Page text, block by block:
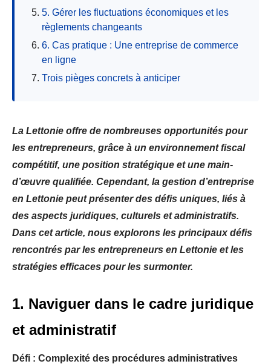
5. Gérer les fluctuations économiques et les
règlements changeants
6. Cas pratique : Une entreprise de commerce
en ligne
Trois pièges concrets à anticiper
La Lettonie offre de nombreuses opportunités pour
les entrepreneurs, grâce à un environnement fiscal
compétitif, une position stratégique et une main-
d’œuvre qualifiée. Cependant, la gestion d’entreprise
en Lettonie peut présenter des défis uniques, liés à
des aspects juridiques, culturels et administratifs.
Dans cet article, nous explorons les principaux défis
rencontrés par les entrepreneurs en Lettonie et les
stratégies efficaces pour les surmonter.
1. Naviguer dans le cadre juridique
et administratif
Défi : Complexité des procédures administratives